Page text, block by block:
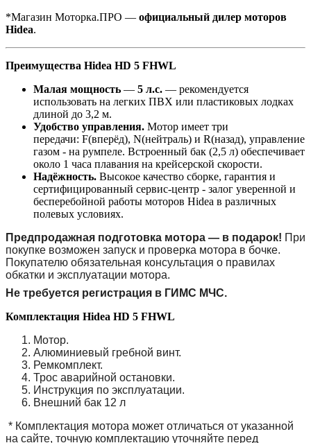
*Магазин Моторка.ПРО ― официальный дилер моторов
Hidea.
Преимущества Hidea HD 5 FHWL
Малая мощность ― 5 л.с. ― рекомендуется
использовать на легких ПВХ или пластиковых лодках
длиной до 3,2 м.
Удобство управления. Мотор имеет три
передачи: F(вперёд), N(нейтраль) и R(назад), управление
газом - на румпеле. Встроенный бак (2,5 л) обеспечивает
около 1 часа плавания на крейсерской скорости.
Надёжность. Высокое качество сборке, гарантия и
сертифицированный сервис-центр - залог уверенной и
бесперебойной работы моторов Hidea в различных
полевых условиях.
Предпродажная подготовка мотора ― в подарок! При
покупке возможен запуск и проверка мотора в бочке.
Покупателю обязательная консультация о правилах
обкатки и эксплуатации мотора.
Не требуется регистрация в ГИМС МЧС.
Комплектация Hidea HD 5 FHWL
Мотор.
Алюминиевый гребной винт.
Ремкомплект.
Трос аварийной остановки.
Инструкция по эксплуатации.
Внешний бак 12 л
* Комплектация мотора может отличаться от указанной
на сайте, точную комплектацию уточняйте перед